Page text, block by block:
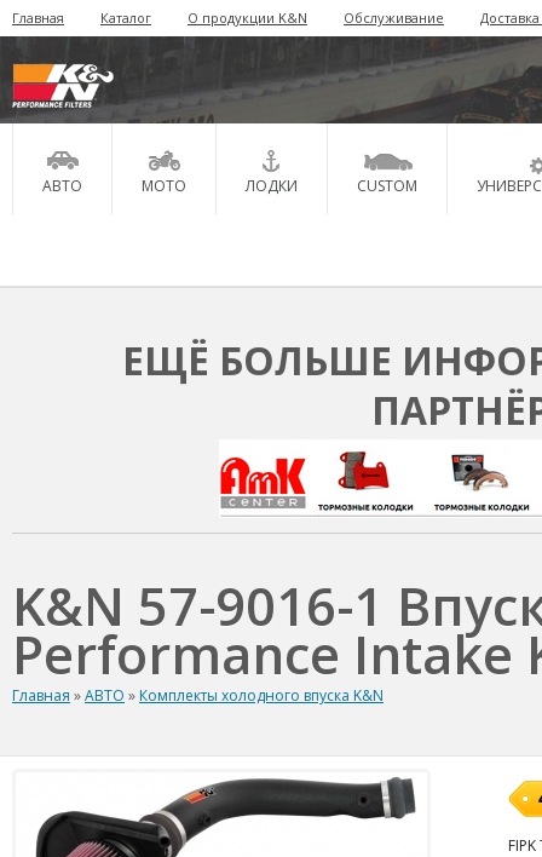
Главная Каталог О продукции K&N Обслуживание
АВТО МОТО ЛОДКИ CUSTOM
ЕЩЁ БОЛЬШЕ
K&N 57-9016-1
Performance Intake
Главная »АВТО » Комплекты холодного впуска K&N